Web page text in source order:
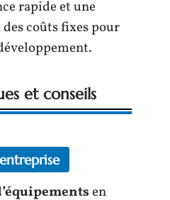
rapide et une
coûts fixes pour
et conseils
en